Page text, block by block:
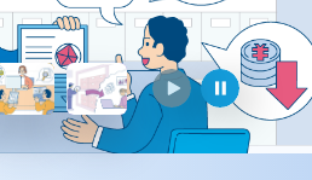
再生ボタン
一時停